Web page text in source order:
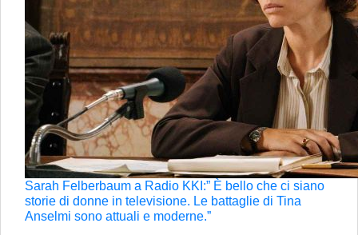
Sarah Felberbaum a Radio KKI:” È bello che ci siano
storie di donne in televisione. Le battaglie di Tina
Anselmi sono attuali e moderne.”